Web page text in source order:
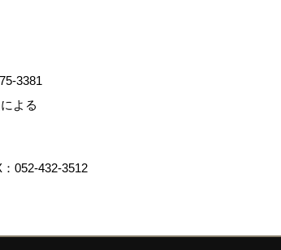
3381
よる
：052-432-3512